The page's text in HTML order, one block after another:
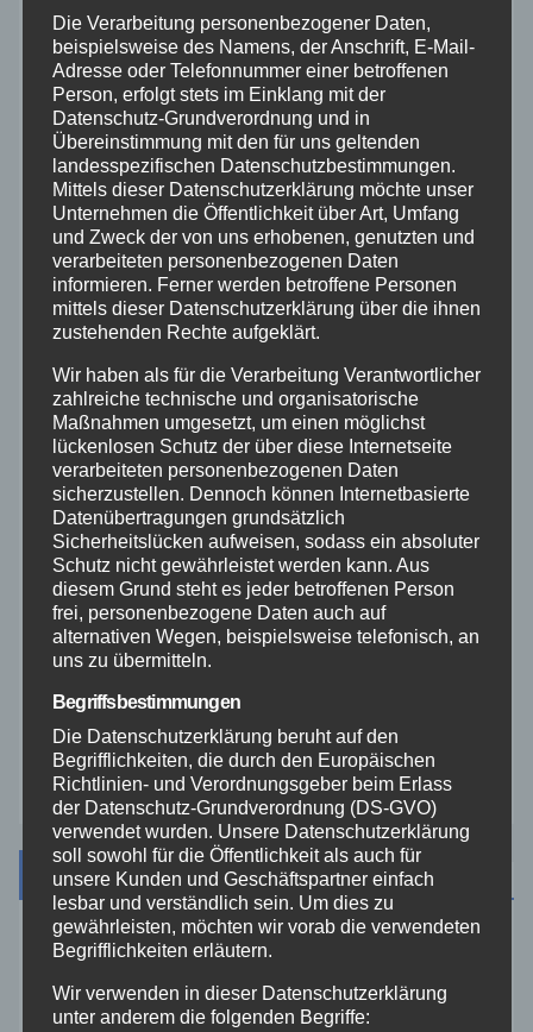
Bundespolizei
Feuerwehr
Hilfsorganisationen
Mayen-Koblenz
Neuwied
Polizei
Rettungsdienst
Rhein-Lahn
THW
Veranstaltungen
Video
Westerwald
Zoll
Archiv
August 2026
Juli 2026
Die Verarbeitung personenbezogener Daten,
beispielsweise des Namens, der Anschrift, E-Mail-
Adresse oder Telefonnummer einer betroffenen
Person, erfolgt stets im Einklang mit der
Datenschutz-Grundverordnung und in
Übereinstimmung mit den für uns geltenden
landesspezifischen Datenschutzbestimmungen.
Mittels dieser Datenschutzerklärung möchte unser
Unternehmen die Öffentlichkeit über Art, Umfang
und Zweck der von uns erhobenen, genutzten und
verarbeiteten personenbezogenen Daten
informieren. Ferner werden betroffene Personen
mittels dieser Datenschutzerklärung über die ihnen
zustehenden Rechte aufgeklärt.
Wir haben als für die Verarbeitung Verantwortlicher
zahlreiche technische und organisatorische
Maßnahmen umgesetzt, um einen möglichst
lückenlosen Schutz der über diese Internetseite
verarbeiteten personenbezogenen Daten
sicherzustellen. Dennoch können Internetbasierte
Datenübertragungen grundsätzlich
Sicherheitslücken aufweisen, sodass ein absoluter
Schutz nicht gewährleistet werden kann. Aus
diesem Grund steht es jeder betroffenen Person
frei, personenbezogene Daten auch auf
alternativen Wegen, beispielsweise telefonisch, an
uns zu übermitteln.
Begriffsbestimmungen
Die Datenschutzerklärung beruht auf den
Begrifflichkeiten, die durch den Europäischen
Richtlinien- und Verordnungsgeber beim Erlass
der Datenschutz-Grundverordnung (DS-GVO)
verwendet wurden. Unsere Datenschutzerklärung
soll sowohl für die Öffentlichkeit als auch für
unsere Kunden und Geschäftspartner einfach
lesbar und verständlich sein. Um dies zu
gewährleisten, möchten wir vorab die verwendeten
Begrifflichkeiten erläutern.
Wir verwenden in dieser Datenschutzerklärung
unter anderem die folgenden Begriffe: